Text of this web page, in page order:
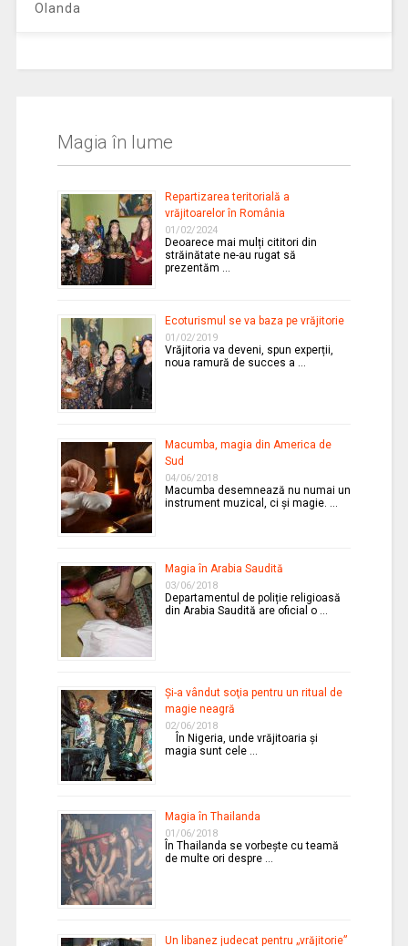
Olanda
Magia în lume
Repartizarea teritorială a
vrăjitoarelor în România
01/02/2024
Deoarece mai mulți cititori din
străinătate ne-au rugat să
prezentăm …
Ecoturismul se va baza pe vrăjitorie
01/02/2019
Vrăjitoria va deveni, spun experții,
noua ramură de succes a …
Macumba, magia din America de
Sud
04/06/2018
Macumba desemnează nu numai un
instrument muzical, ci și magie. …
Magia în Arabia Saudită
03/06/2018
Departamentul de poliție religioasă
din Arabia Saudită are oficial o …
Şi-a vândut soţia pentru un ritual de
magie neagră
02/06/2018
În Nigeria, unde vrăjitoaria şi
magia sunt cele …
Magia în Thailanda
01/06/2018
În Thailanda se vorbeşte cu teamă
de multe ori despre …
Un libanez judecat pentru „vrăjitorie”